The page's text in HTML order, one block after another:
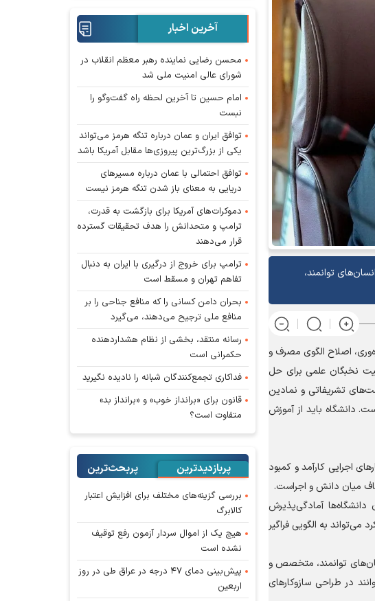
توانمند،
اصلاح الگوی مصرف و
نخبگان علمی برای حل
تشریفاتی و نمادین
دانشگاه باید از آموزش
اجرایی کارآمد و کمبود
میان دانش و اجراست.
دانشگاه‌ها آمادگی‌پذیرش
می‌تواند به الگویی فراگیر
توانمند، متخصص و
در طراحی سازوکار‌های
آخرین اخبار
محسن رضایی نماینده رهبر معظم انقلاب در
شورای عالی امنیت ملی شد
امام حسین تا آخرین لحظه راه گفت‌و‌گو را
نبست
توافق ایران و عمان درباره تنگه هرمز می‌تواند
یکی از بزرگ‌ترین پیروزی‌ها مقابل آمریکا باشد
توافق احتمالی با عمان درباره مسیر‌های
دریایی به معنای باز شدن تنگه هرمز نیست
دموکرات‌های آمریکا برای بازگشت به قدرت،
ترامپ و متحدانش را هدف تحقیقات گسترده
قرار می‌دهند
ترامپ برای خروج از درگیری با ایران به دنبال
تفاهم تهران و مسقط است
بحران دامن کسانی را که منافع جناحی را بر
منافع ملی ترجیح می‌دهند، می‌گیرد
رسانه منتقد، بخشی از نظام هشداردهنده
حکمرانی است
فداکاری تجمع‌کنندگان شبانه را نادیده نگیرید
قانون برای «برانداز خوب» و «برانداز بد»
متفاوت است؟
پربازدیدترین پربحث‌ترین‌
بررسی گزینه‌های مختلف برای افزایش اعتبار
کالابرگ
هیچ یک از اموال سردار آزمون رفع توقیف
نشده است
پیش‌بینی دمای ۴۷ درجه در عراق طی در روز
اربعین